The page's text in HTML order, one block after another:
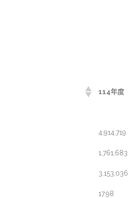
114年度
4,914,719
1,761,683
3,153,036
17.98